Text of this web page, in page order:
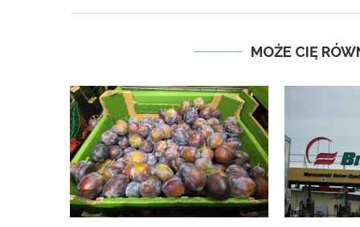
MOŻE CIĘ